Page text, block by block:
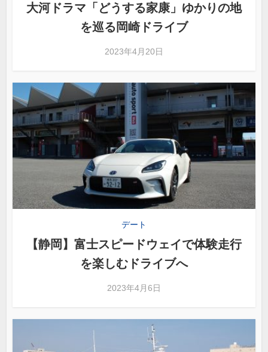
大河ドラマ「どうする家康」ゆかりの地
を巡る岡崎ドライブ
2023年4月20日
デート
【静岡】富士スピードウェイで体験走行
を楽しむドライブへ
2023年4月6日